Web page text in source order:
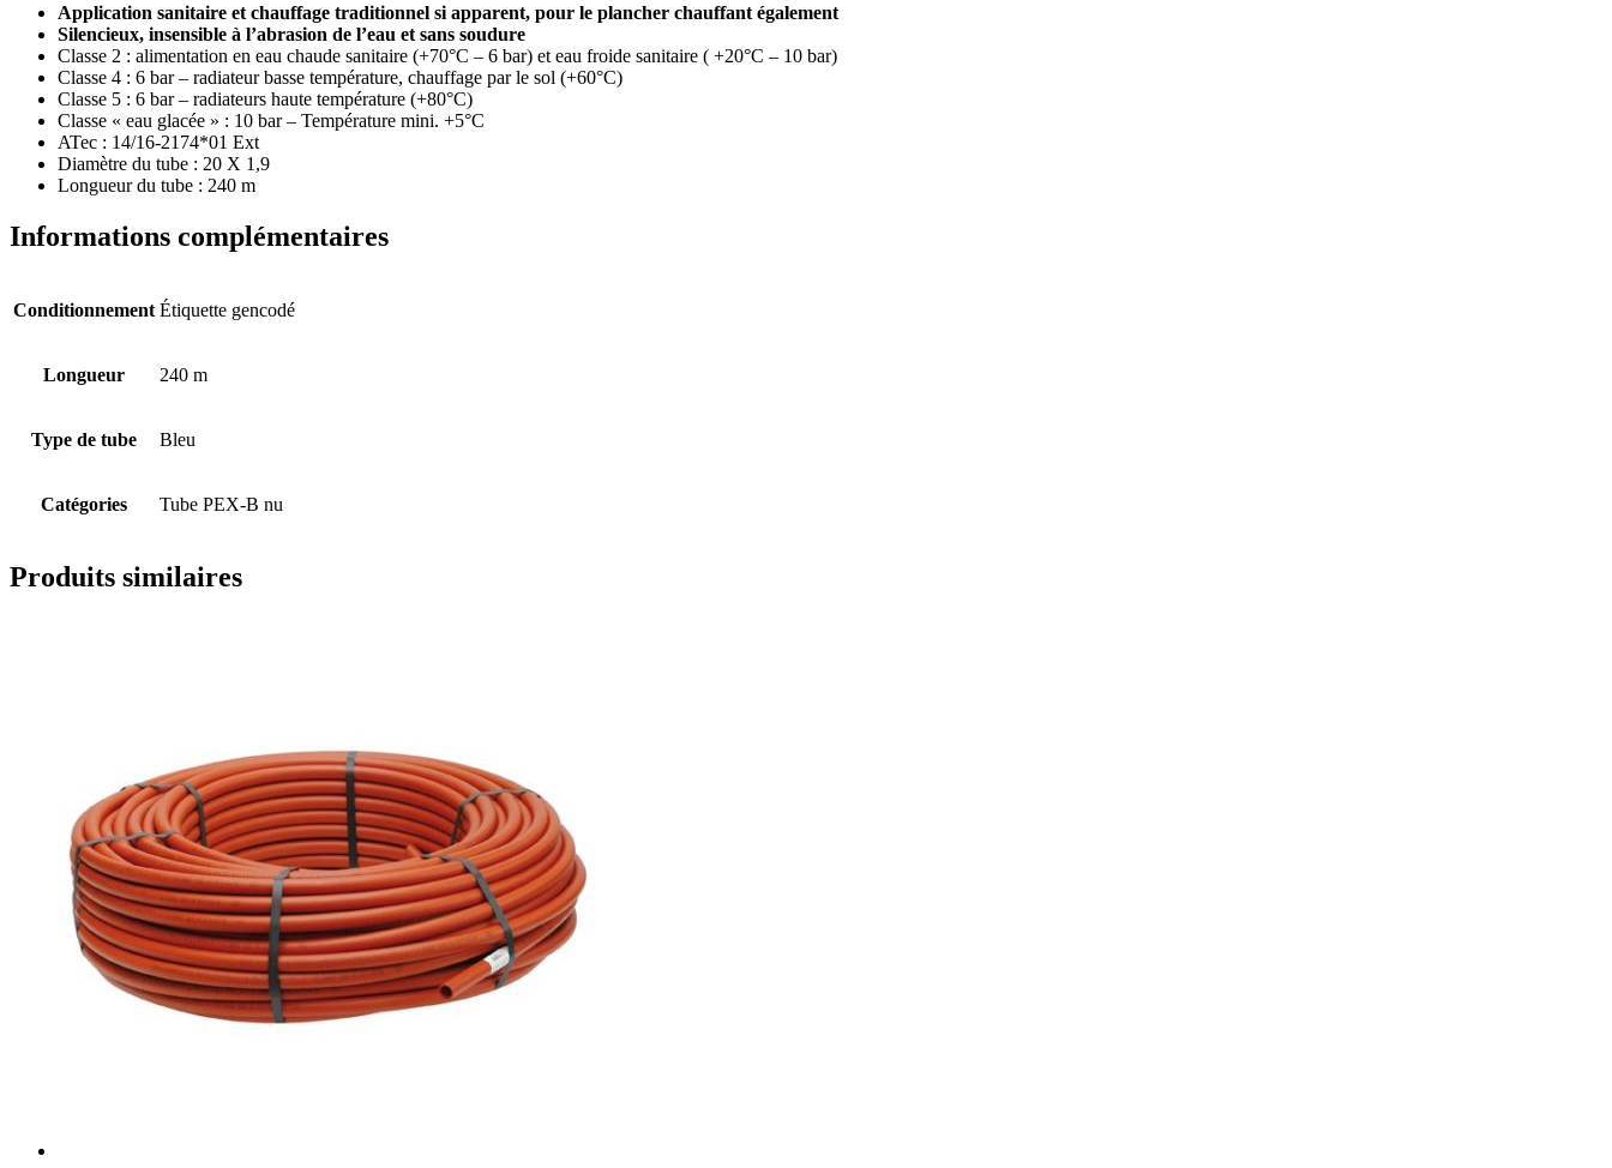
Application sanitaire et chauffage traditionnel si apparent, pour le plancher chauffant également
Silencieux, insensible à l’abrasion de l’eau et sans soudure
Classe 2 : alimentation en eau chaude sanitaire (+70°C – 6 bar) et eau froide sanitaire ( +20°C – 10 bar)
Classe 4 : 6 bar – radiateur basse température, chauffage par le sol (+60°C)
Classe 5 : 6 bar – radiateurs haute température (+80°C)
Classe « eau glacée » : 10 bar – Température mini. +5°C
ATec : 14/16-2174*01 Ext
Diamètre du tube : 20 X 1,9
Longueur du tube : 240 m
Informations complémentaires
Conditionnement Étiquette gencodé
Longueur 240 m
Type de tube Bleu
Catégories Tube PEX-B nu
Produits similaires